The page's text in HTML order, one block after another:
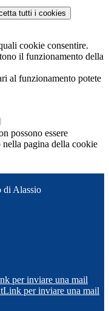
tutti i cookies
cookie consentire.
il funzionamento della
al funzionamento potete
possono essere
pagina della cookie
di Alassio
per inviare una mail
Link per inviare una mail